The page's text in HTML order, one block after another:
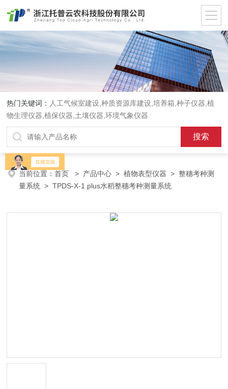
热门关键词： 人工气候室建设,种质资源库建设,培养箱,种子仪器,植
物生理仪器,植保仪器,土壤仪器,环境气象仪器
当前位置：首页 > 产品中心 >植物表型仪器 >整穗考种测
量系统 > TPDS-X-1 plus水稻整穗考种测量系统